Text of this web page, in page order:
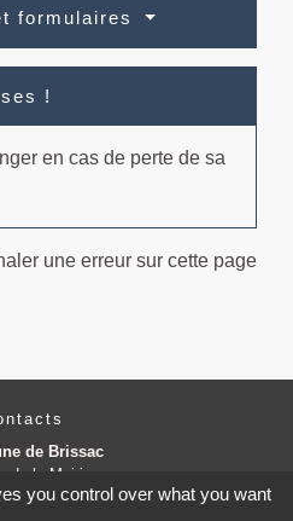
formulaires
!
en cas de perte de sa
une erreur sur cette page
de Brissac
de la Mairie
- FRANCE
you control over what you want